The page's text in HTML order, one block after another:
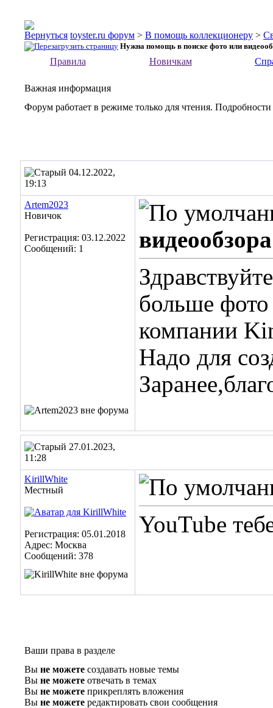
toyster.ru форум > В помощь коллекционеру >
Нужна помощь в поиске фото или
Правила Новичкам
Важная информация
Форум работает в режиме только для чтения.
04.12.2022,
19:13
Artem2023
Новичок
Регистрация: 03.12.2022
Сообщений: 1
больше
компании
Надо для
27.01.2023,
11:28
KirillWhite
Местный
Регистрация: 05.01.2018
Адрес: Москва
Сообщений: 378
YouTube
Ваши права в разделе
Вы не можете создавать новые темы
Вы не можете отвечать в темах
Вы не можете прикреплять вложения
Вы не можете редактировать свои сообщения